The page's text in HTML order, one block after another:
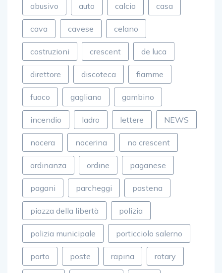
abusivo auto calcio casa
cava cavese celano
costruzioni crescent de luca
direttore discoteca fiamme
fuoco gagliano gambino
incendio ladro lettere NEWS
nocera nocerina no crescent
ordinanza ordine paganese
pagani parcheggi pastena
piazza della libertà polizia
polizia municipale porticciolo salerno
porto poste rapina rotary